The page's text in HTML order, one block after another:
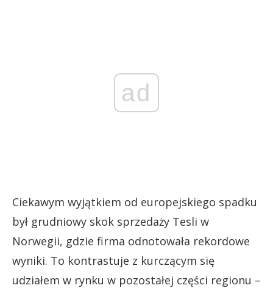
ad
Ciekawym wyjątkiem od europejskiego spadku
był grudniowy skok sprzedaży Tesli w
Norwegii, gdzie firma odnotowała rekordowe
wyniki. To kontrastuje z kurczącym się
udziałem w rynku w pozostałej części regionu –